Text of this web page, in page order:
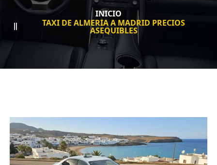
INICIO
TAXI DE ALMERÍA A MADRID PRECIOS
ASEQUIBLES